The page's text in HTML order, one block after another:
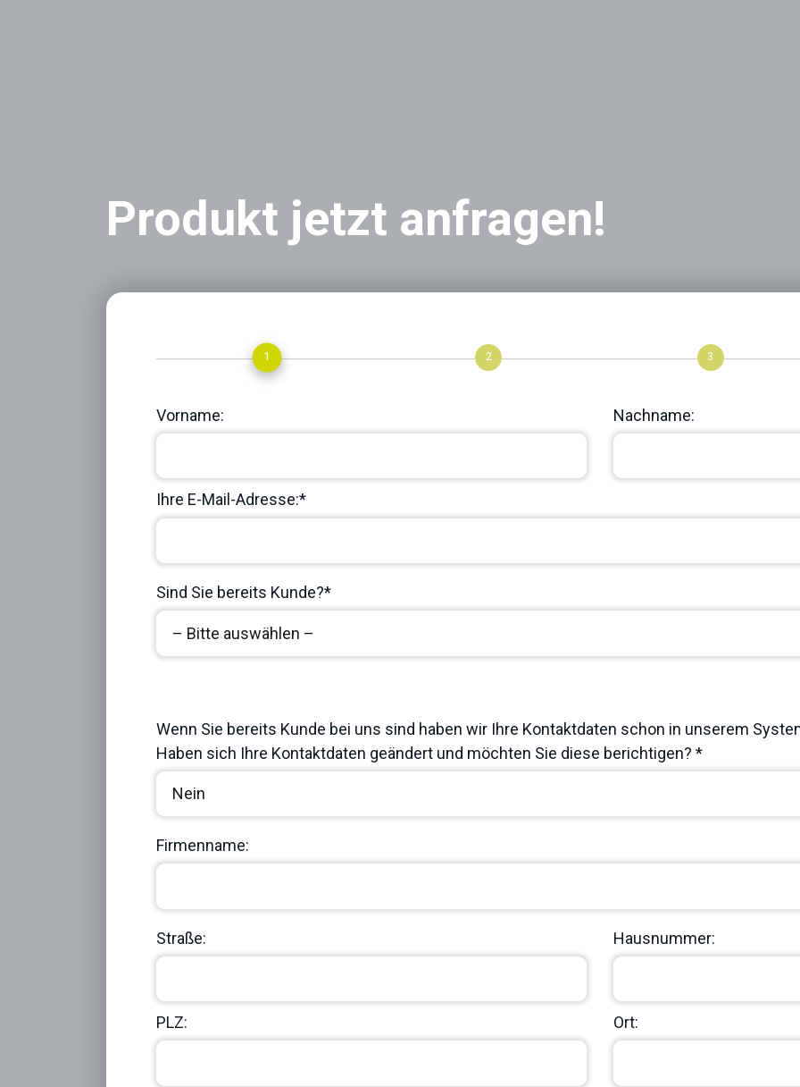
Produkt jetzt anfragen!
1 2 3
Vorname: Nachname:
Ihre E-Mail-Adresse:*
Sind Sie bereits Kunde?*
Wenn Sie bereits Kunde bei uns sind haben wir Ihre Kontaktdaten schon in unserem
Haben sich Ihre Kontaktdaten geändert und möchten Sie diese berichtigen? *
Firmenname:
Straße: Hausnummer:
PLZ: Ort: